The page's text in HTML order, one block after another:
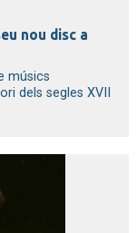
nou disc a
músics
dels segles XVII